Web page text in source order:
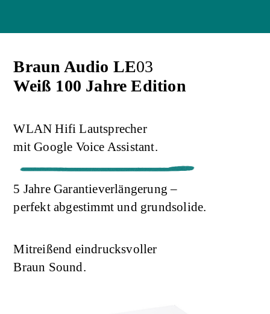
Braun Audio LE03
Weiß 100 Jahre Edition
WLAN Hifi Lautsprecher
mit Google Voice Assistant.
5 Jahre Garantieverlängerung –
perfekt abgestimmt und grundsolide.
Mitreißend eindrucksvoller
Braun Sound.